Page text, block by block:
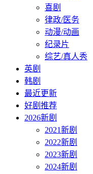
喜剧
律政/医务
动漫/动画
纪录片
综艺/真人秀
英剧
韩剧
最近更新
好剧推荐
2026新剧
2021新剧
2022新剧
2023新剧
2024新剧